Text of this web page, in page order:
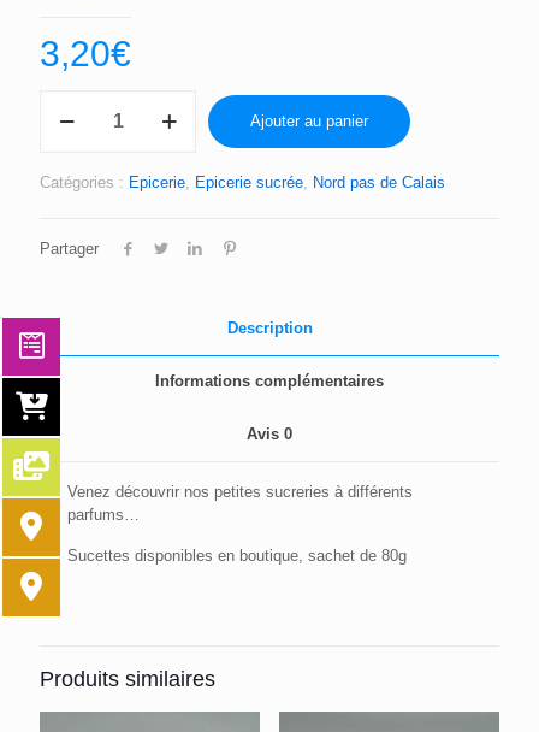
3,20€
DES
Ajouter au panier
Catégories : Epicerie Epicerie sucrée Nord pas de Calais
Partager
Description
Informations complémentaires
Avis 0
Venez découvrir nos petites sucreries à différents
parfums…
Sucettes disponibles en boutique, sachet de 80g
Produits similaires